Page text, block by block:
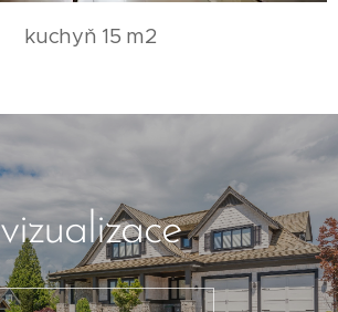
kuchyň 15 m2
vizualizace